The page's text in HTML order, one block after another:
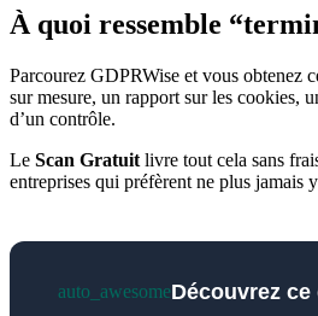
À quoi ressemble
Parcourez GDPRWise et vous obtenez
sur mesure, un rapport sur les cookies,
d’un contrôle.
Le Scan Gratuit livre tout cela sans
entreprises qui préfèrent ne plus jamais
auto_awesomeDécouvrez